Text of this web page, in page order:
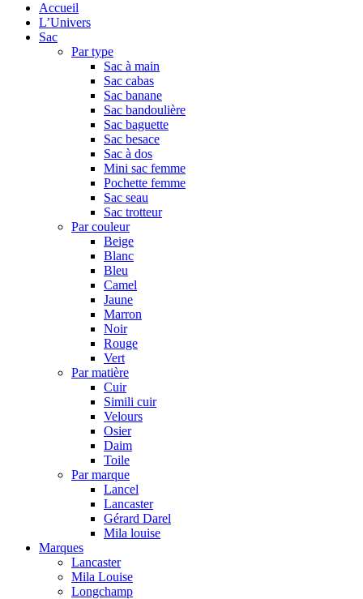
Accueil
L’Univers
Sac
Par type
Sac à main
Sac cabas
Sac banane
Sac bandoulière
Sac baguette
Sac besace
Sac à dos
Mini sac femme
Pochette femme
Sac seau
Sac trotteur
Par couleur
Beige
Blanc
Bleu
Camel
Jaune
Marron
Noir
Rouge
Vert
Par matière
Cuir
Simili cuir
Velours
Osier
Daim
Toile
Par marque
Lancel
Lancaster
Gérard Darel
Mila louise
Marques
Lancaster
Mila Louise
Longchamp